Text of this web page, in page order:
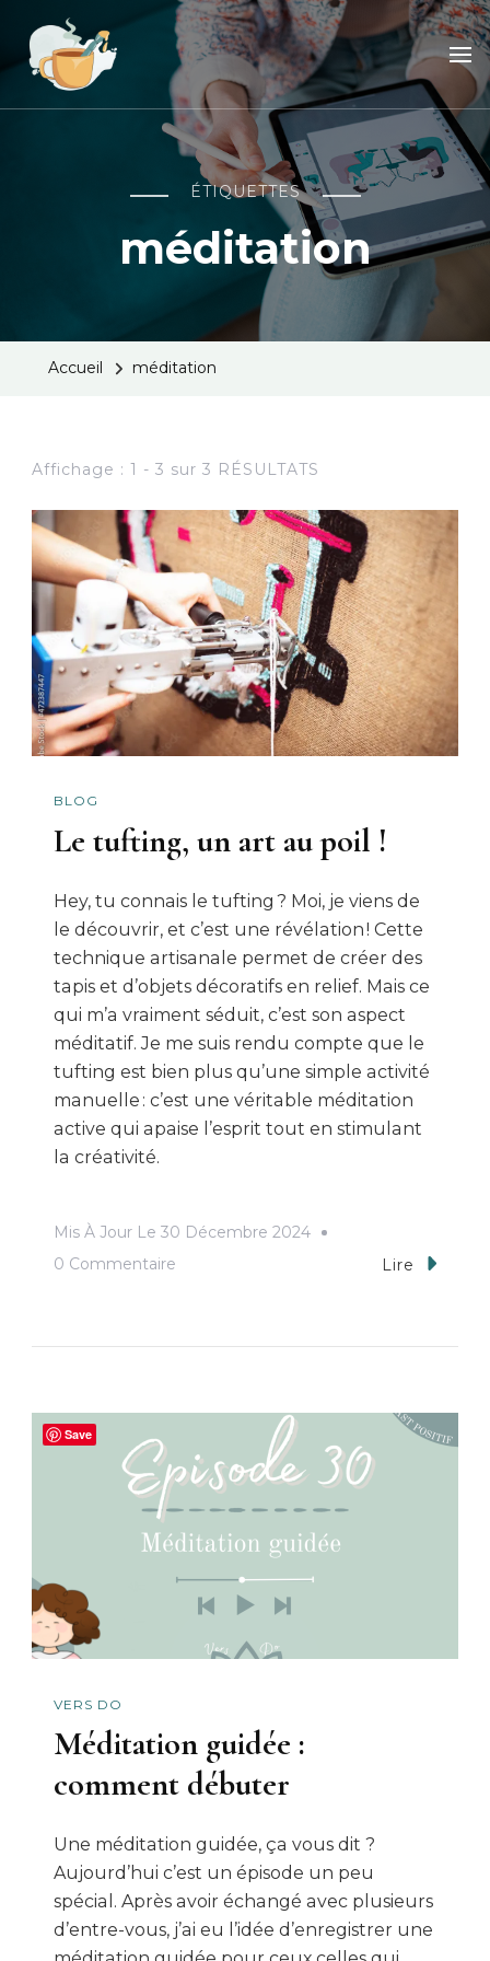
Dans l'atelier de Jo
ÉTIQUETTES
méditation
Accueil méditation
Affichage : 1 - 3 sur 3 RÉSULTATS
BLOG
Le tufting, un art au poil !
Hey, tu connais le tufting ? Moi, je viens de
le découvrir, et c’est une révélation ! Cette
technique artisanale permet de créer des
tapis et d’objets décoratifs en relief. Mais ce
qui m’a vraiment séduit, c’est son aspect
méditatif. Je me suis rendu compte que le
tufting est bien plus qu’une simple activité
manuelle : c’est une véritable méditation
active qui apaise l’esprit tout en stimulant
la créativité.
Mis À Jour Le 30 Décembre 2024
0 Commentaire
Poil
!
Lire
VERS DO
Méditation guidée :
comment débuter
Une méditation guidée, ça vous dit ?
Aujourd’hui c’est un épisode un peu
spécial. Après avoir échangé avec plusieurs
d’entre-vous, j’ai eu l’idée d’enregistrer une
Save